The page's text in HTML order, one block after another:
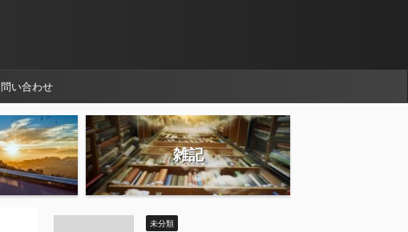
い合わせ
雑記
未分類